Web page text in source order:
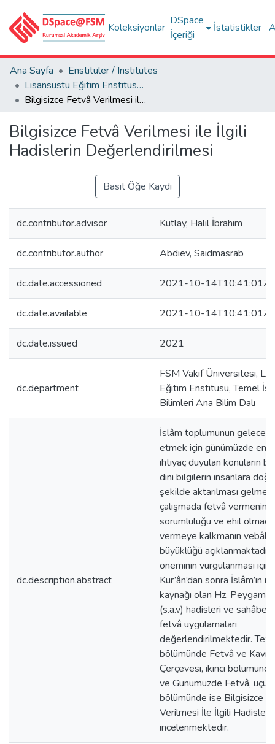
Koleksiyonlar
DSpace
İçeriği
İstatistikler
Ana Sayfa
Enstitüler / Institutes
Lisansüstü Eğitim Enstitüsü Tez Koleksiyonu
Bilgisizce Fetvâ Verilmesi ile İlgili Hadislerin Değerlendirilmesi
Bilgisizce Fetvâ Verilmesi ile İlgili
Hadislerin Değerlendirilmesi
Basit Öğe Kaydı
dc.contributor.advisor Kutlay, Halil İbrahim
dc.contributor.author Abdıev, Saıdmasrab
dc.date.accessioned 2021-10-14T10:41:01Z
dc.date.available 2021-10-14T10:41:01Z
dc.date.issued 2021
dc.department
FSM Vakıf Üniversitesi,
Eğitim Enstitüsü, Temel
Bilimleri Ana Bilim Dalı
dc.description.abstract
İslâm toplumunun
etmek için günümüzde en
ihtiyaç duyulan konuların
dini bilgilerin insanlara
şekilde aktarılması
çalışmada fetvâ vermenin
sorumluluğu ve ehil
vermeye kalkmanın
büyüklüğü
öneminin vurgulanması için
Kur’ân’dan sonra İslâm’ın
kaynağı olan Hz.
(s.a.v) hadisleri ve sahâbe
fetvâ uygulamaları
değerlendirilmektedir.
bölümünde Fetvâ ve
Çerçevesi, ikinci
ve Günümüzde Fetvâ,
bölümünde ise Bilgisizce
Verilmesi İle İlgili Hadisler
incelenmektedir.